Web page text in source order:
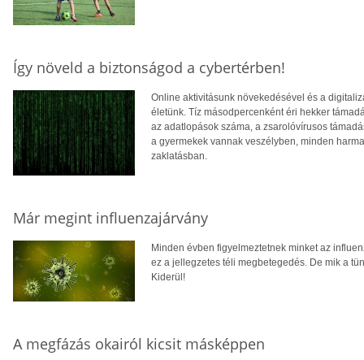
Így növeld a biztonságod a cybertérben!
Online aktivitásunk növekedésével és a
életünk. Tíz másodpercenként éri hekker
az adatlopások száma, a zsarolóvírusos
a gyermekek vannak veszélyben, minden
zaklatásban.
Már megint influenzajárvány
Minden évben figyelmeztetnek minket az
ez a jellegzetes téli megbetegedés. De mik a
Kiderül!
A megfázás okairól kicsit másképpen